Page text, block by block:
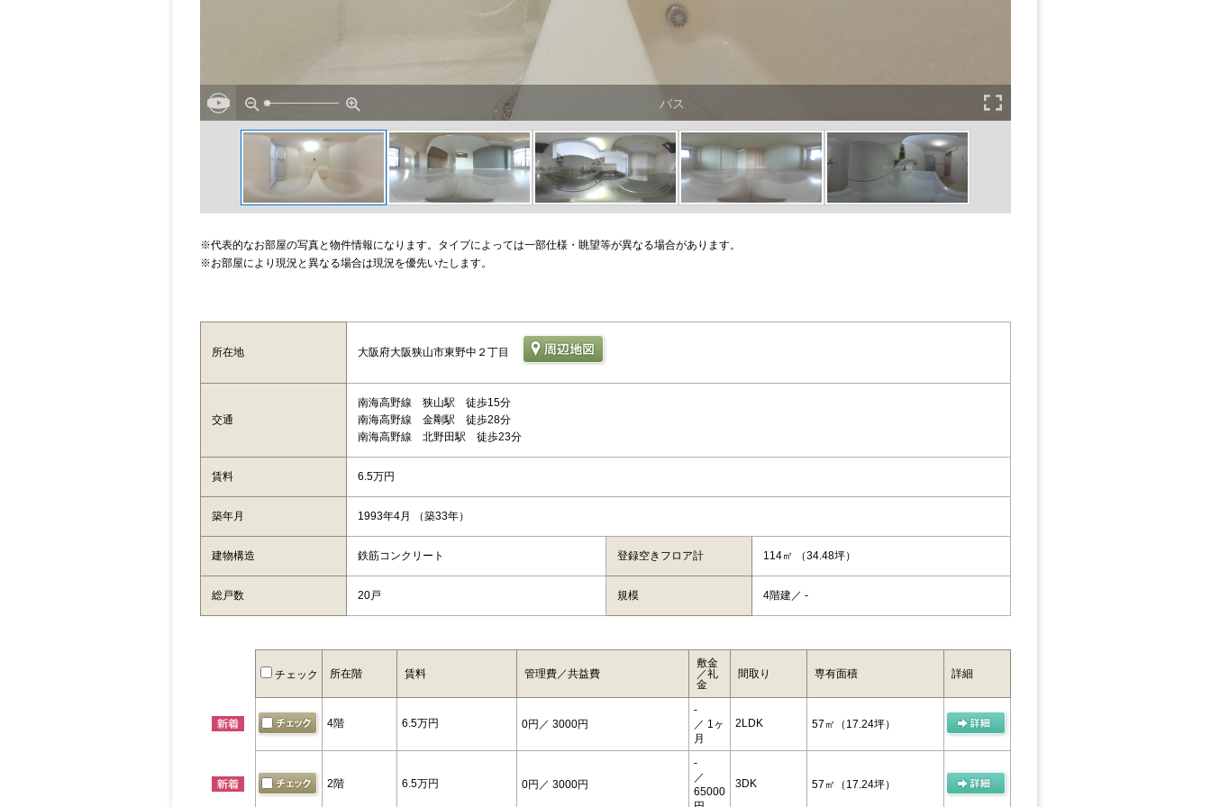
バス
※代表的なお部屋の写真と物件情報になります。タイプによっては一部仕様・眺望等が異なる場合があります。
※お部屋により現況と異なる場合は現況を優先いたします。
所在地 大阪府大阪狭山市東野中２丁目
交通
南海高野線 狭山駅 徒歩15分
南海高野線 金剛駅 徒歩28分
南海高野線 北野田駅 徒歩23分
賃料 6.5万円
築年月 1993年4月 （築33年）
建物構造 鉄筋コンクリート 登録空きフロア計 114㎡ （34.48坪）
総戸数 20戸 規模 4階建／ -
チェック 所在階 賃料 管理費／共益費
敷金
／礼
金
間取り 専有面積 詳細
4階 6.5万円 0円 ／ 3000円
-
／ 1ヶ
月
2LDK 57㎡ （17.24坪）
2階 6.5万円 0円 ／ 3000円
-
／
65000
3DK 57㎡ （17.24坪）